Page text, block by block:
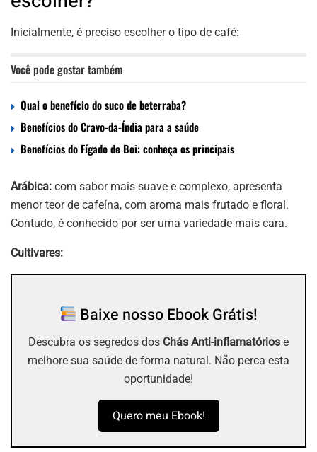
Inicialmente, é preciso escolher o tipo de café:
Você pode gostar também
Qual o benefício do suco de beterraba?
Benefícios do Cravo-da-Índia para a saúde
Benefícios do Fígado de Boi: conheça os principais
Arábica: com sabor mais suave e complexo, apresenta
menor teor de cafeína, com aroma mais frutado e floral.
Contudo, é conhecido por ser uma variedade mais cara.
Cultivares:
Baixe nosso Ebook Grátis!
Descubra os segredos dos Chás Anti-inflamatórios e
melhore sua saúde de forma natural. Não perca esta
oportunidade!
Quero meu Ebook!